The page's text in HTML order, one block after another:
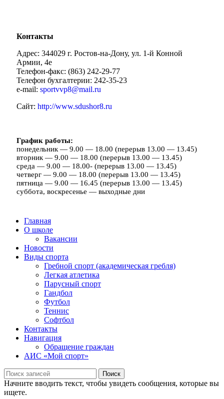
Контакты
Адрес: 344029 г. Ростов-на-Дону, ул. 1-й Конной
Армии, 4е
Телефон-факс: (863) 242-29-77
Телефон бухгалтерии: 242-35-23
e-mail: sportvvp8@mail.ru
Сайт: http://www.sdushor8.ru
График работы:
понедельник — 9.00 — 18.00 (перерыв 13.00 — 13.45)
вторник — 9.00 — 18.00 (перерыв 13.00 — 13.45)
среда — 9.00 — 18.00- (перерыв 13.00 — 13.45)
четверг — 9.00 — 18.00 (перерыв 13.00 — 13.45)
пятница — 9.00 — 16.45 (перерыв 13.00 — 13.45)
суббота, воскресенье — выходные дни
Главная
О школе
Вакансии
Новости
Виды спорта
Гребной спорт (академическая гребля)
Легкая атлетика
Парусный спорт
Гандбол
Футбол
Теннис
Софтбол
Контакты
Навигация
Обращение граждан
АИС «Мой спорт»
Поиск
Начните вводить текст, чтобы увидеть сообщения, которые вы
ищете.